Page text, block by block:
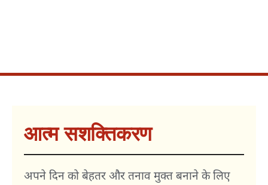
आत्म सशक्तिकरण
अपने दिन को बेहतर और तनाव मुक्त बनाने के लिए